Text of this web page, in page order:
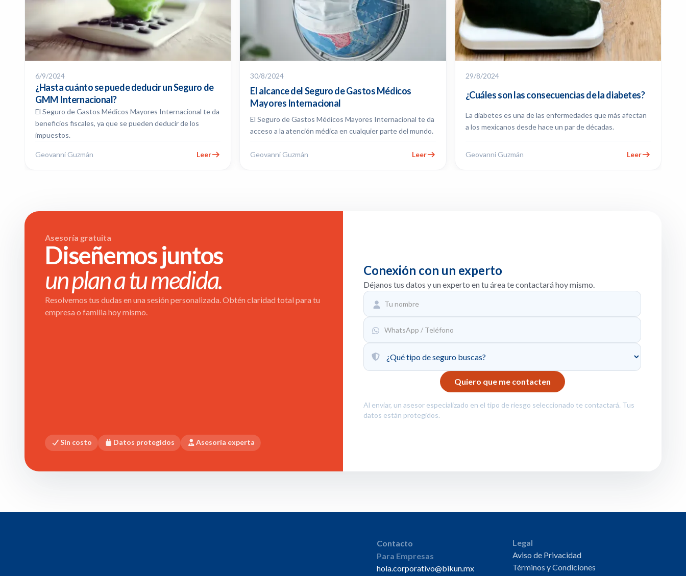
6/9/2024
¿Hasta cuánto se puede deducir un Seguro de
GMM Internacional?
El Seguro de Gastos Médicos Mayores Internacional te da
beneficios fiscales, ya que se pueden deducir de los
impuestos.
Geovanni Guzmán Leer
30/8/2024
El alcance del Seguro de Gastos Médicos
Mayores Internacional
El Seguro de Gastos Médicos Mayores Internacional te da
acceso a la atención médica en cualquier parte del mundo.
Geovanni Guzmán Leer
29/8/2024
¿Cuáles son las consecuencias de la diabetes?
La diabetes es una de las enfermedades que más afectan
a los mexicanos desde hace un par de décadas.
Geovanni Guzmán Leer
Asesoría gratuita
Diseñemos juntos
un plan a tu medida.
Resolvemos tus dudas en una sesión personalizada. Obtén claridad total para tu
empresa o familia hoy mismo.
Sin costo Datos protegidos Asesoría experta
Conexión con un experto
Déjanos tus datos y un experto en tu área te contactará hoy mismo.
Al enviar, un asesor especializado en el tipo de riesgo seleccionado te contactará. Tus
datos están protegidos.
Contacto
Para Empresas
hola.corporativo@bikun.mx
Legal
Aviso de Privacidad
Términos y Condiciones